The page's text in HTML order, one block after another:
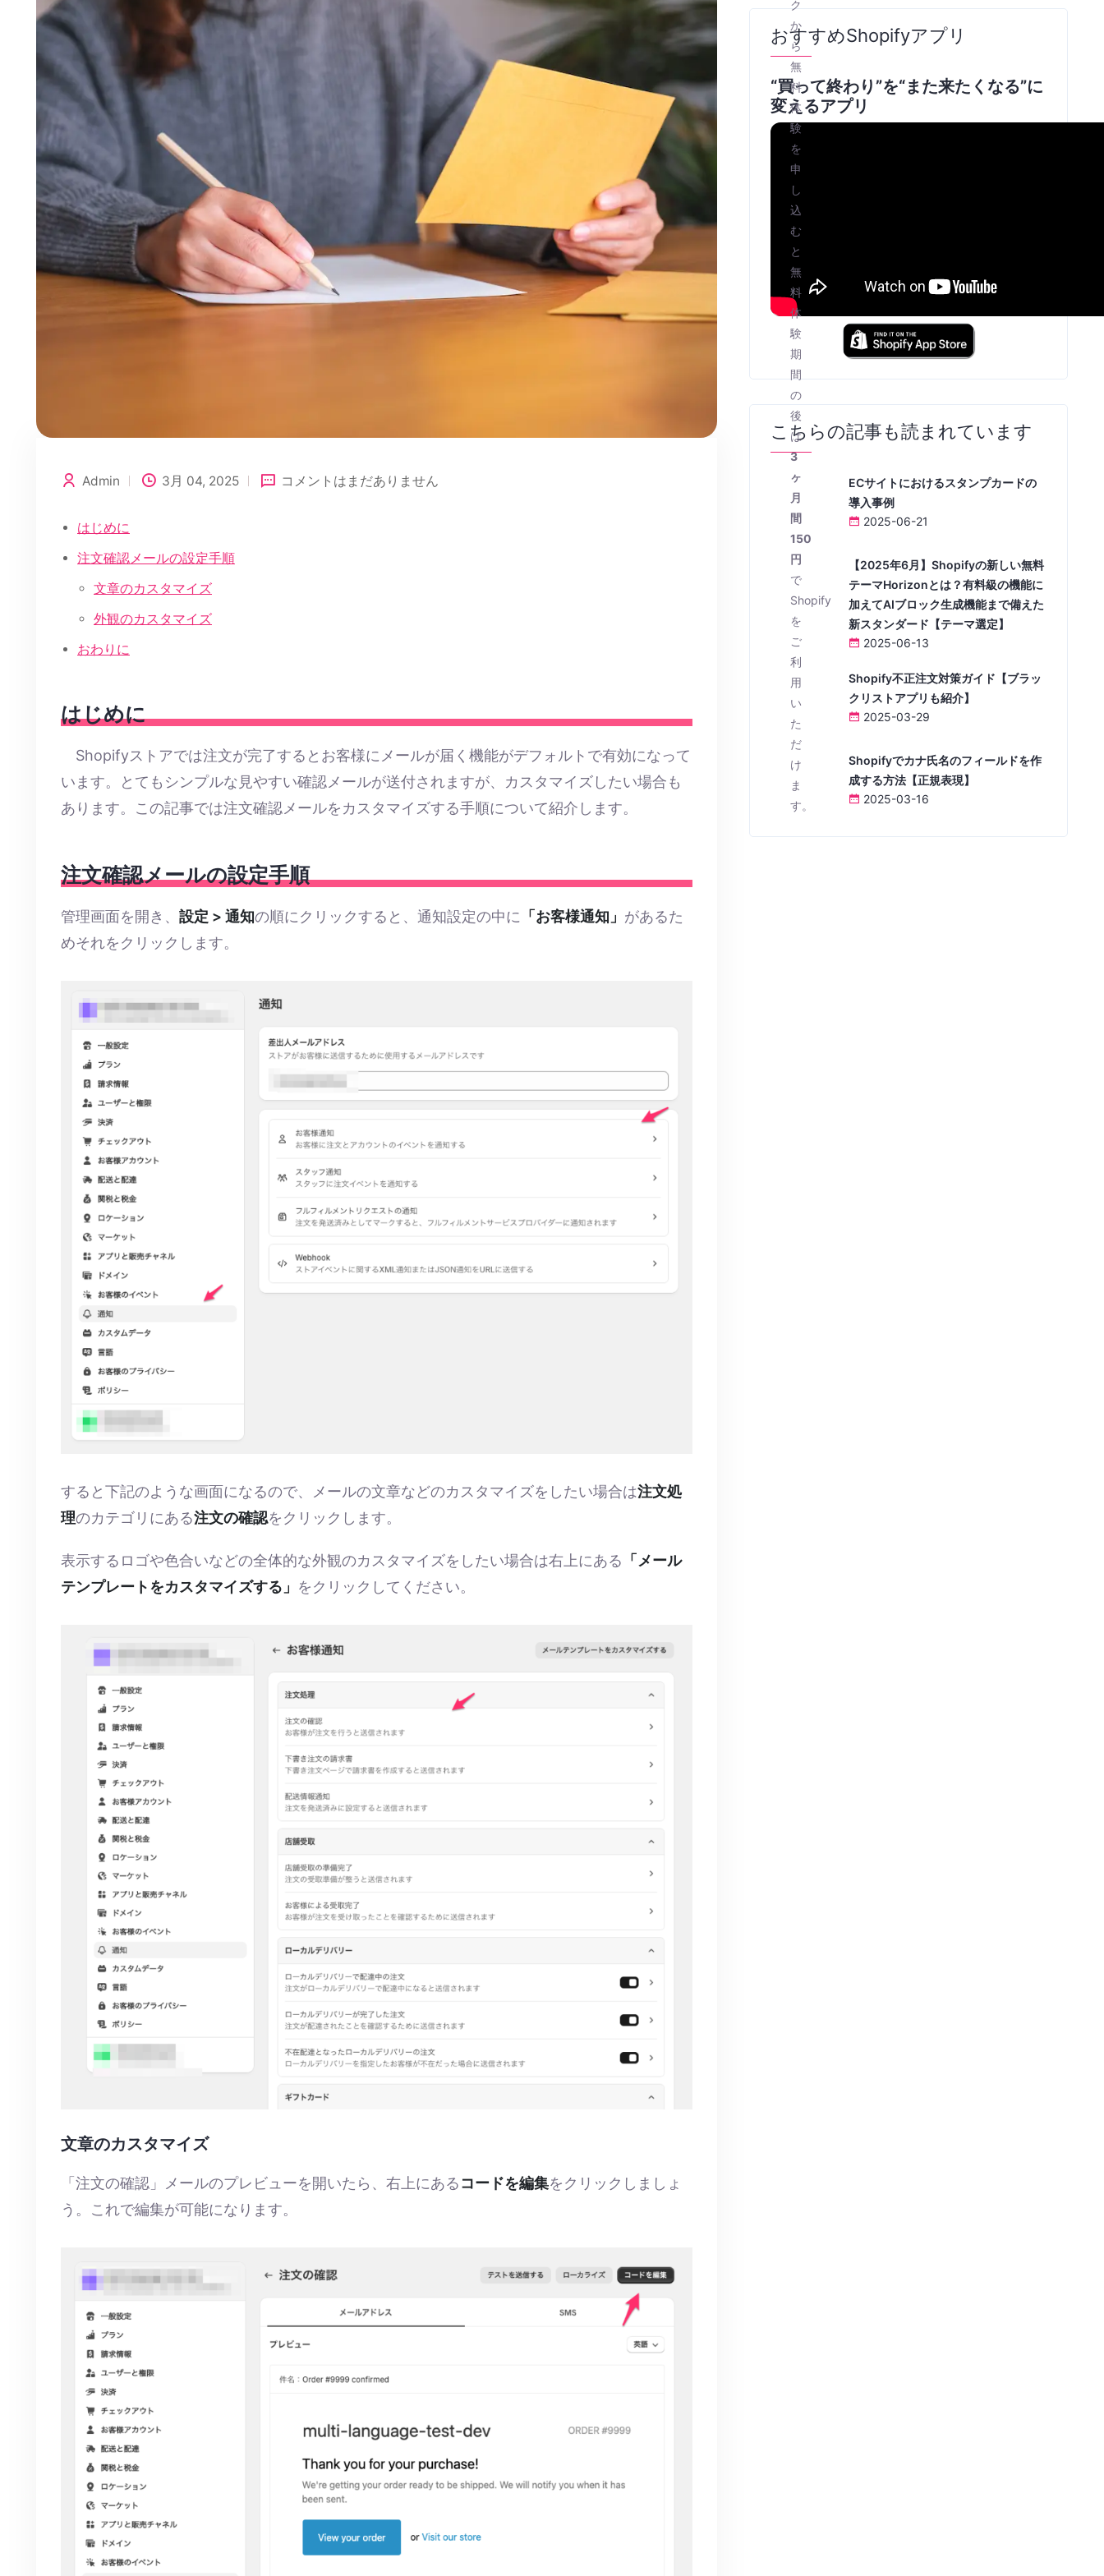
Admin 3月 04, 2025 コメントはまだありません
はじめに
注文確認メールの設定手順
文章のカスタマイズ
外観のカスタマイズ
おわりに
はじめに
Shopifyストアでは注文が完了するとお客様にメールが届く機能がデフォルトで有効になって
います。とてもシンプルな見やすい確認メールが送付されますが、カスタマイズしたい場合も
あります。この記事では注文確認メールをカスタマイズする手順について紹介します。
注文確認メールの設定手順
管理画面を開き、 設定 > 通知の順にクリックすると、通知設定の中に 「お客様通知」 があるた
めそれをクリックします。
すると下記のような画面になるので、メールの文章などのカスタマイズをしたい場合は注文処
理のカテゴリにある注文の確認をクリックします。
表示するロゴや色合いなどの全体的な外観のカスタマイズをしたい場合は右上にある 「メール
テンプレートをカスタマイズする」 をクリックしてください。
文章のカスタマイズ
「注文の確認」メールのプレビューを開いたら、右上にあるコードを編集をクリックしましょ
う。これで編集が可能になります。
ク
か
ら
無
料
体
験
を
申
し
込
む
と
無
料
体
験
期
間
の
後
は
3
ヶ
月
間
150
円
で
Shopify
を
ご
利
用
い
た
だ
け
ま
す。
おすすめShopifyアプリ
“買って終わり”を“また来たくなる”に
変えるアプリ
こちらの記事も読まれています
ECサイトにおけるスタンプカードの
導入事例
2025-06-21
【2025年6月】Shopifyの新しい無料
テーマHorizonとは？有料級の機能に
加えてAIブロック生成機能まで備えた
新スタンダード【テーマ選定】
2025-06-13
Shopify不正注文対策ガイド【ブラッ
クリストアプリも紹介】
2025-03-29
Shopifyでカナ氏名のフィールドを作
成する方法【正規表現】
2025-03-16